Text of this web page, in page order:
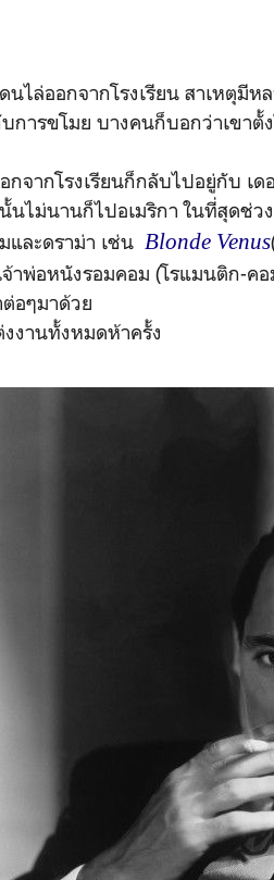
จากโรงเรียน สาเหตุมีหลา
การขโมย บางคนก็บอกว่าเขาตั้
งเรียนก็กลับไปอยู่กับ เดอะ
นไม่นานก็ไปอเมริกา ในที่สุดช่ว
ละดราม่า เช่น Blonde Venus
จ้าพ่อหนังรอมคอม (โรแมนติก-ค
ต่อๆมาด้วย
ทั้งหมดห้าครั้ง